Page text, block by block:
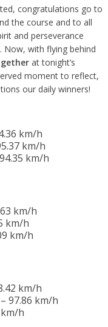
congratulations go to
the course and to all
and perseverance
with flying behind
at tonight’s
moment to reflect,
our daily winners!
km/h
km/h
km/h
km/h
km/h
km/h
km/h
97.86 km/h
h